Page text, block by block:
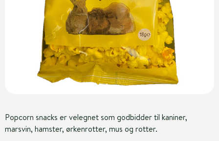
Popcorn snacks er velegnet som godbidder til kaniner,
marsvin, hamster, ørkenrotter, mus og rotter.